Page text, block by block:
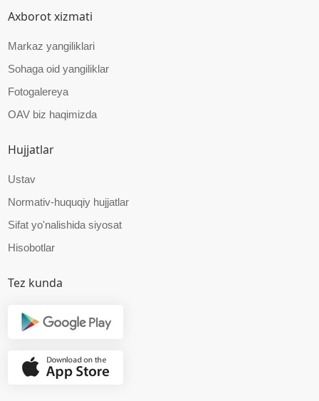
Axborot xizmati
Markaz yangiliklari
Sohaga oid yangiliklar
Fotogalereya
OAV biz haqimizda
Hujjatlar
Ustav
Normativ-huquqiy hujjatlar
Sifat yo'nalishida siyosat
Hisobotlar
Tez kunda